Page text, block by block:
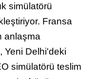
simülatörü
Fransa
anlaşma
Yeni Delhi'deki
simülatörü teslim